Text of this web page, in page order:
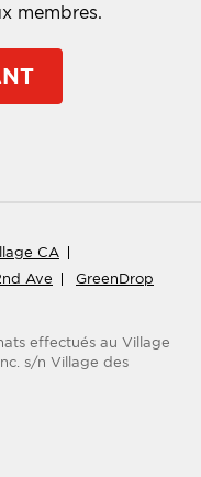
membres.
CA
Ave GreenDrop
effectués au Village
s/n Village des